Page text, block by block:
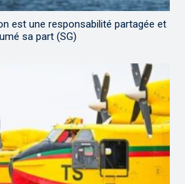
est une responsabilité partagée et
sa part (SG)